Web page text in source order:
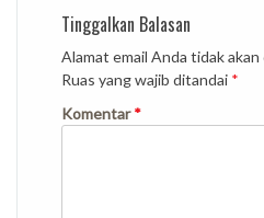
Tinggalkan Balasan
Alamat email Anda tidak
Ruas yang wajib ditandai *
Komentar*